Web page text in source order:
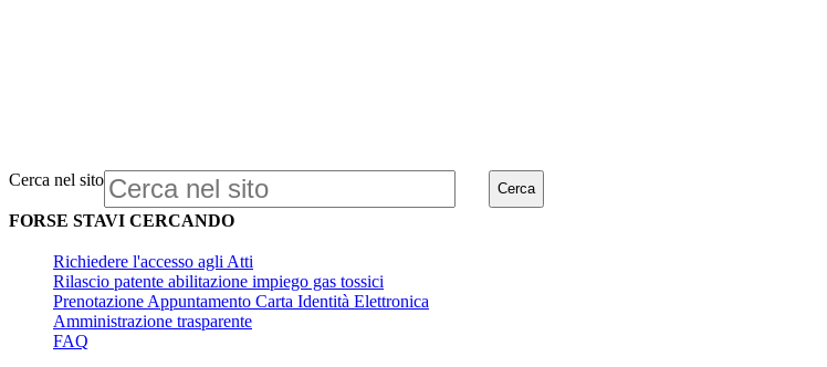
Cerca nel sito Cerca
FORSE STAVI CERCANDO
Richiedere l'accesso agli Atti
Rilascio patente abilitazione impiego gas tossici
Prenotazione Appuntamento Carta Identità Elettronica
Amministrazione trasparente
FAQ